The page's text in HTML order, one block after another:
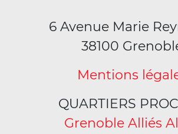
6 Avenue Marie
38100
Mentions
QUARTIERS
Grenoble Alliés